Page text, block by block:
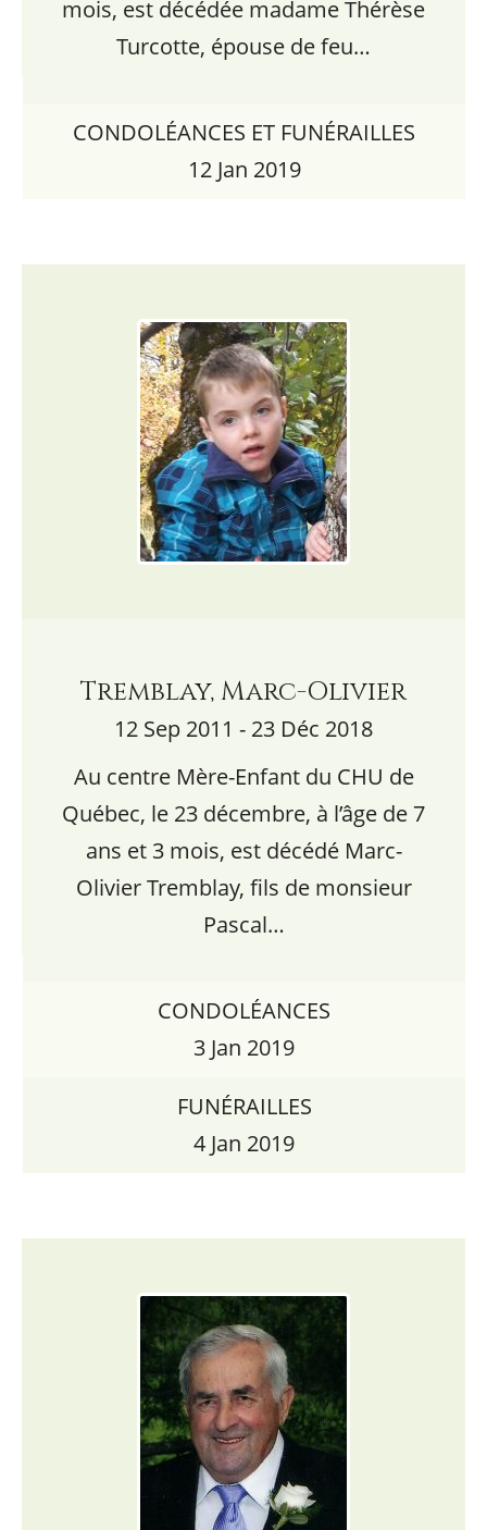
mois, est décédée madame Thérèse
Turcotte, épouse de feu…
CONDOLÉANCES ET FUNÉRAILLES
12 Jan 2019
Tremblay, Marc-Olivier
12 Sep 2011 - 23 Déc 2018
Au centre Mère-Enfant du CHU de
Québec, le 23 décembre, à l’âge de 7
ans et 3 mois, est décédé Marc-
Olivier Tremblay, fils de monsieur
Pascal…
CONDOLÉANCES
3 Jan 2019
FUNÉRAILLES
4 Jan 2019